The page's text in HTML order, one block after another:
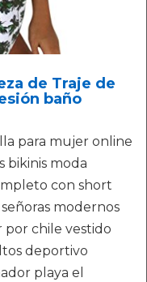
de Traje de
baño
para mujer online
bikinis moda
con short
modernos
por chile vestido
deportivo
playa el